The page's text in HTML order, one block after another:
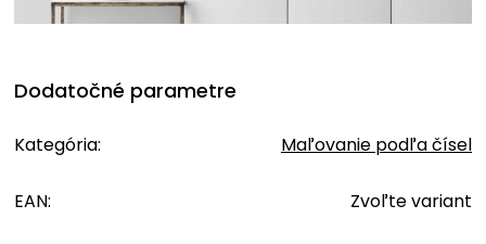
Dodatočné parametre
Kategória: Maľovanie podľa čísel
EAN: Zvoľte variant